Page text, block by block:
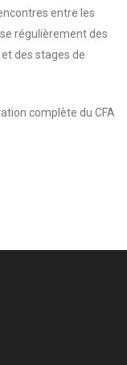
entre les
régulièrement des
des stages de
complète du CFA